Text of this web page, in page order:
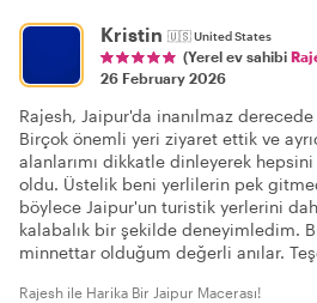
Kristin 🇺🇸United States
(Yerel ev sahibi
26 February 2026
Rajesh, Jaipur'da inanılmaz
Birçok önemli yeri ziyaret ettik ve
alanlarımı dikkatle dinleyerek hepsini
oldu. Üstelik beni yerlilerin pek
böylece Jaipur'un turistik yerlerini
kalabalık bir şekilde deneyimledim.
minnettar olduğum değerli anılar.
Rajesh ile Harika Bir Jaipur Macerası!